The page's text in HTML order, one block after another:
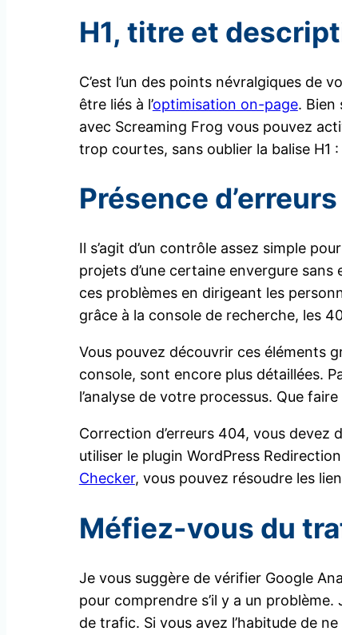
H1, titre et
C’est l’un des points névralgiques de
être liés à l’optimisation on-page. Bien
avec Screaming Frog vous pouvez
trop courtes, sans oublier la balise H1 :
Présence
Il s’agit d’un contrôle assez simple
projets d’une certaine envergure
ces problèmes en dirigeant les
grâce à la console de recherche, les
Vous pouvez découvrir ces éléments
console, sont encore plus détaillées.
l’analyse de votre processus. Que
Correction d’erreurs 404, vous devez
utiliser le plugin WordPress
Checker, vous pouvez résoudre les
Méfiez-vous du
Je vous suggère de vérifier Google
pour comprendre s’il y a un
de trafic. Si vous avez l’habitude de